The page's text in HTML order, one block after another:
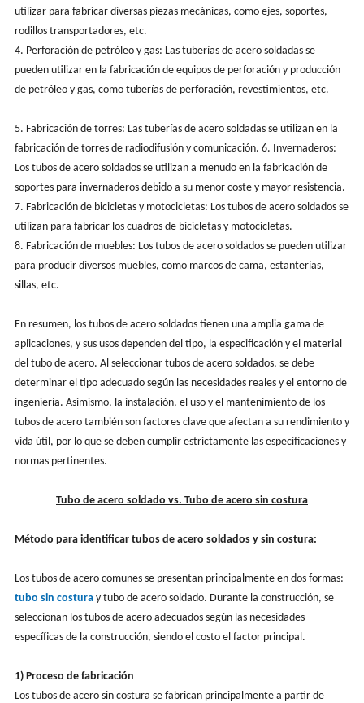
utilizar para fabricar diversas piezas mecánicas, como ejes, soportes,
rodillos transportadores, etc.
4. Perforación de petróleo y gas: Las tuberías de acero soldadas se
pueden utilizar en la fabricación de equipos de perforación y producción
de petróleo y gas, como tuberías de perforación, revestimientos, etc.
5. Fabricación de torres: Las tuberías de acero soldadas se utilizan en la
fabricación de torres de radiodifusión y comunicación. 6. Invernaderos:
Los tubos de acero soldados se utilizan a menudo en la fabricación de
soportes para invernaderos debido a su menor coste y mayor resistencia.
7. Fabricación de bicicletas y motocicletas: Los tubos de acero soldados se
utilizan para fabricar los cuadros de bicicletas y motocicletas.
8. Fabricación de muebles: Los tubos de acero soldados se pueden utilizar
para producir diversos muebles, como marcos de cama, estanterías,
sillas, etc.
En resumen, los tubos de acero soldados tienen una amplia gama de
aplicaciones, y sus usos dependen del tipo, la especificación y el material
del tubo de acero. Al seleccionar tubos de acero soldados, se debe
determinar el tipo adecuado según las necesidades reales y el entorno de
ingeniería. Asimismo, la instalación, el uso y el mantenimiento de los
tubos de acero también son factores clave que afectan a su rendimiento y
vida útil, por lo que se deben cumplir estrictamente las especificaciones y
normas pertinentes.
Tubo de acero soldado vs. Tubo de acero sin costura
Método para identificar tubos de acero soldados y sin costura:
Los tubos de acero comunes se presentan principalmente en dos formas:
tubo sin costuray tubo de acero soldado. Durante la construcción, se
seleccionan los tubos de acero adecuados según las necesidades
específicas de la construcción, siendo el costo el factor principal.
1) Proceso de fabricación
Los tubos de acero sin costura se fabrican principalmente a partir de